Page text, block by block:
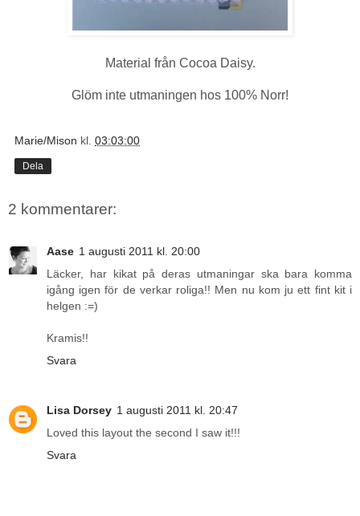
Material från Cocoa Daisy.
Glöm inte utmaningen hos 100% Norr!
Marie/Mison kl. 03:03:00
Dela
2 kommentarer:
Aase 1 augusti 2011 kl. 20:00
Läcker, har kikat på deras utmaningar ska bara komma
igång igen för de verkar roliga!! Men nu kom ju ett fint kit i
helgen :=)
Kramis!!
Svara
Lisa Dorsey 1 augusti 2011 kl. 20:47
Loved this layout the second I saw it!!!
Svara